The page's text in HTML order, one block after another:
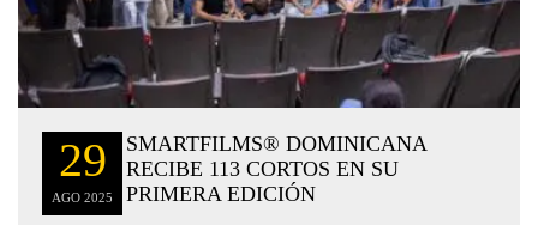
29
AGO 2025
SMARTFILMS®️ DOMINICANA
RECIBE 113 CORTOS EN SU
PRIMERA EDICIÓN